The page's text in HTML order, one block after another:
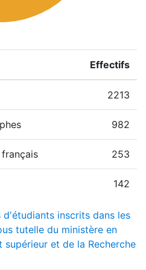
Effectifs
2213
982
253
142
d'étudiants inscrits dans les
tutelle du ministère en
supérieur et de la Recherche